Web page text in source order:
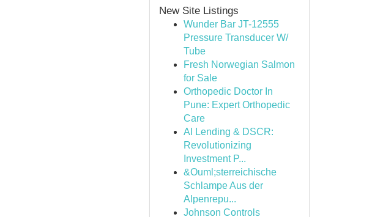
New Site Listings
Wunder Bar JT-12555
Pressure Transducer W/
Tube
Fresh Norwegian Salmon
for Sale
Orthopedic Doctor In
Pune: Expert Orthopedic
Care
AI Lending & DSCR:
Revolutionizing
Investment P...
&Ouml;sterreichische
Schlampe Aus der
Alpenrepu...
Johnson Controls